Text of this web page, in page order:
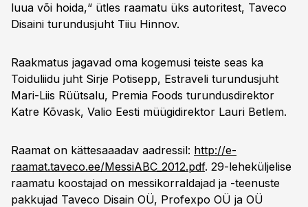
luua või hoida,“ ütles raamatu üks autoritest, Taveco
Disaini turundusjuht Tiiu Hinnov.
Raakmatus jagavad oma kogemusi teiste seas ka
Toiduliidu juht Sirje Potisepp, Estraveli turundusjuht
Mari-Liis Rüütsalu, Premia Foods turundusdirektor
Katre Kõvask, Valio Eesti müügidirektor Lauri Betlem.
Raamat on kättesaaadav aadressil: http://e-
raamat.taveco.ee/MessiABC_2012.pdf. 29-leheküljelise
raamatu koostajad on messikorraldajad ja -teenuste
pakkujad Taveco Disain OÜ, Profexpo OÜ ja OÜ